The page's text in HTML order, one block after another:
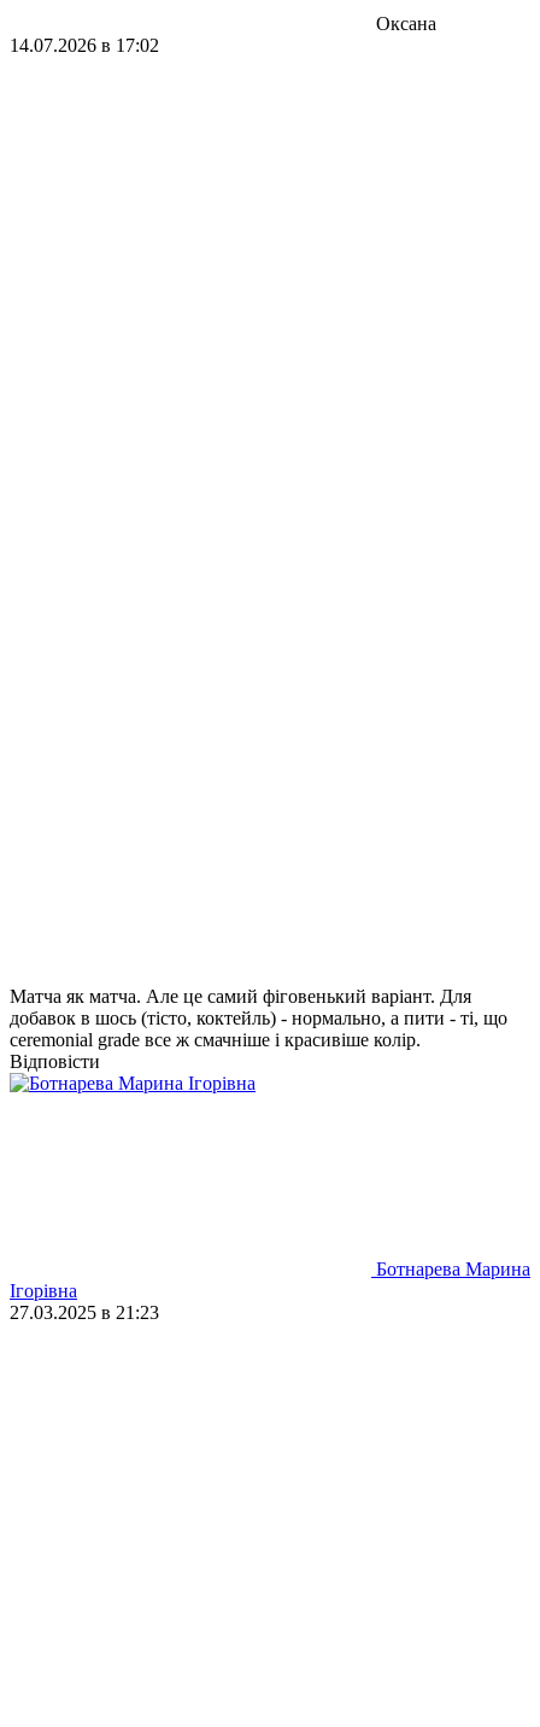
Оксана
14.07.2026 в 17:02
Матча як матча. Але це самий фіговенький варіант. Для
добавок в шось (тісто, коктейль) - нормально, а пити - ті, що
ceremonial grade все ж смачніше і красивіше колір.
Відповісти
Ботнарева Марина
Ігорівна
27.03.2025 в 21:23